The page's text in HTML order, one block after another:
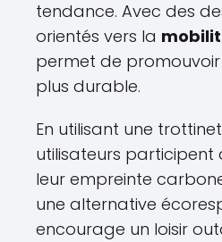
tendance. Avec des
orientés vers la
permet de
plus durable.
En utilisant une
utilisateurs
leur empreinte
une alternative
encourage un loisir